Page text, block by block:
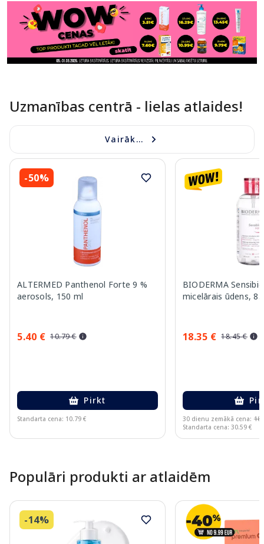
Uzmanības centrā - lielas atlaides!
Vairāk...
-50%
ALTERMED Panthenol Forte 9 %
aerosols, 150 ml
5.40 € 10.79 €
Pirkt
Standarta cena: 10.79 €
BIODERMA
micelārais ūdens,
18.35 € 18.45 €
30 dienu zemākā cena:
Standarta cena: 30.59 €
Populāri produkti ar atlaidēm
-14%